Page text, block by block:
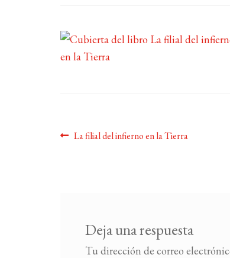
Navegación
Anterior:
La filial del infierno en la Tierra
Deja una respuesta
Tu dirección de correo